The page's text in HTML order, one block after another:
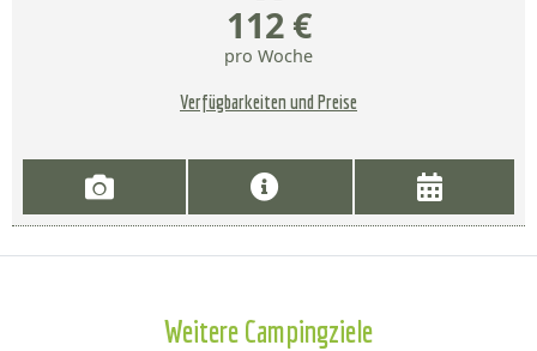
112 €
pro Woche
Verfügbarkeiten und Preise
Weitere Campingziele